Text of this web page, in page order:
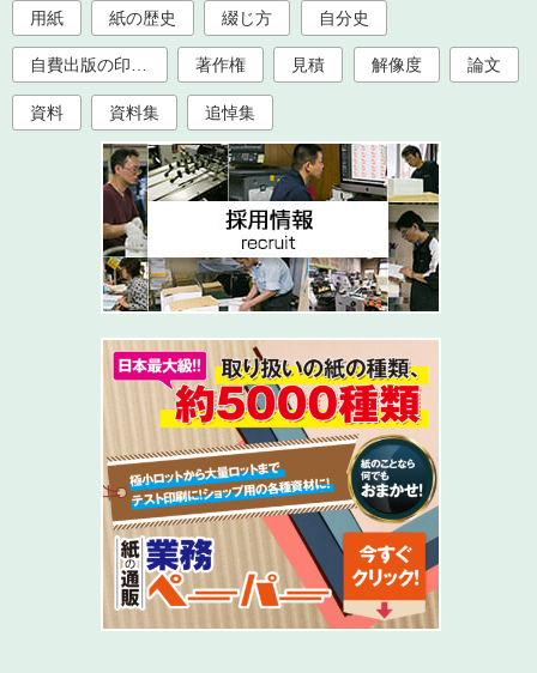
用紙 紙の歴史 綴じ方 自分史
自費出版の印刷製本 著作権 見積 解像度 論文
資料 資料集 追悼集